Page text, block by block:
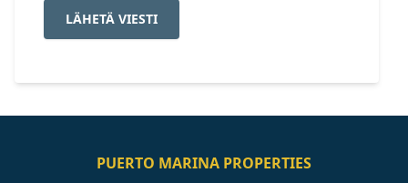
LÄHETÄ VIESTI
PUERTO MARINA PROPERTIES